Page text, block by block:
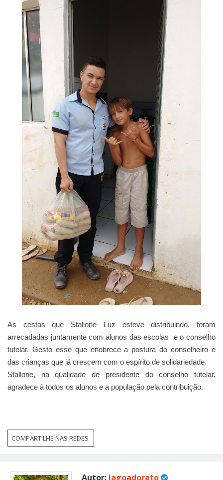
As cestas que Stallone Luz esteve distribuindo, foram
arrecadadas juntamente com alunos das escolas e o conselho
tutelar. Gesto esse que enobrece a postura do conselheiro e
das crianças que já crescem com o espírito de solidariedade.
Stallone, na qualidade de presidente do conselho tutelar,
agradece à todos os alunos e a população pela contribuição.
COMPARTILHE NAS REDES
Autor: lagoadorato